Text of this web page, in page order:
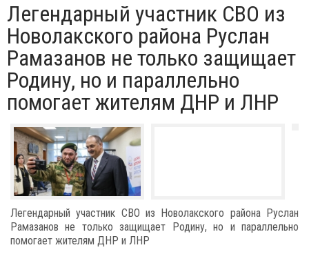
Легендарный участник СВО из
Новолакского района Руслан
Рамазанов не только защищает
Родину, но и параллельно
помогает жителям ДНР и ЛНР
Легендарный участник СВО из Новолакского района Руслан
Рамазанов не только защищает Родину, но и параллельно
помогает жителям ДНР и ЛНР